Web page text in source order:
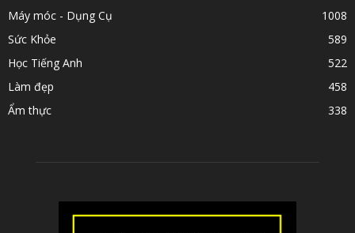
Máy móc - Dụng Cụ
1008
Sức Khỏe
589
Học Tiếng Anh
522
Làm đẹp
458
Ẩm thực
338